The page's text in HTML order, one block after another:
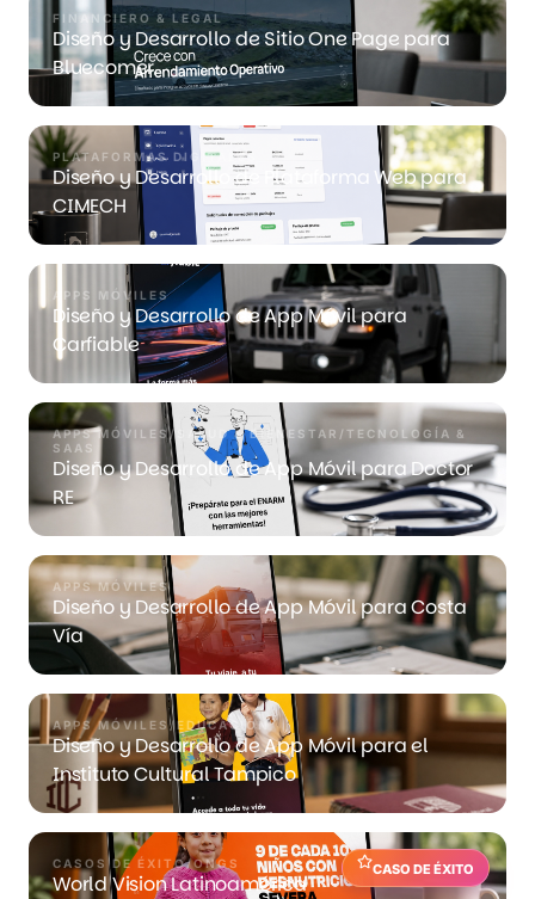
FINANCIERO & LEGAL
Diseño y Desarrollo de Sitio One Page para
Bluecomer
PLATAFORMAS DIGITALES
Diseño y Desarrollo de Plataforma Web para
CIMECH
APPS MÓVILES
Diseño y Desarrollo de App Móvil para
Carfiable
APPS MÓVILES/ SALUD & BIENESTAR / TECNOLOGÍA &
SAAS
Diseño y Desarrollo de App Móvil para Doctor
RE
APPS MÓVILES
Diseño y Desarrollo de App Móvil para Costa
Vía
APPS MÓVILES/EDUCACIÓN
Diseño y Desarrollo de App Móvil para el
Instituto Cultural Tampico
CASO DE ÉXITO
CASOS DE ÉXITO/ONGS
World Vision Latinoamérica